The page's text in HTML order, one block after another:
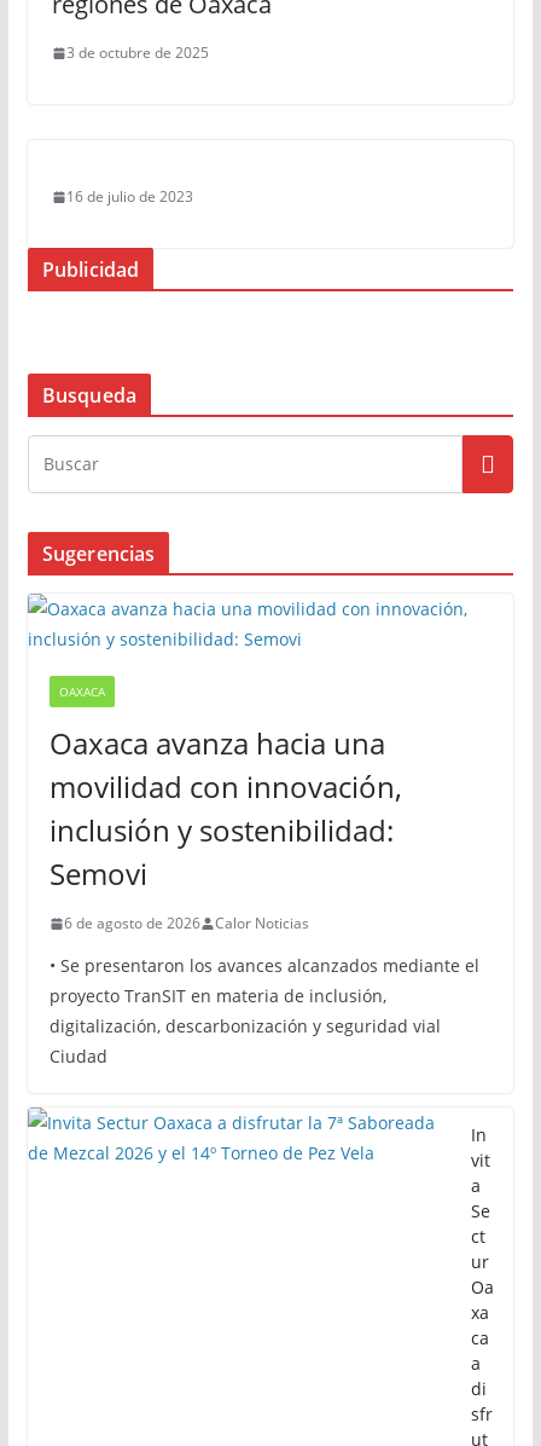
3 de octubre de 2025
16 de julio de 2023
Publicidad
Busqueda
Sugerencias
OAXACA
Oaxaca avanza hacia una
movilidad con innovación,
inclusión y sostenibilidad:
Semovi
6 de agosto de 2026 Calor Noticias
• Se presentaron los avances alcanzados mediante el
proyecto TranSIT en materia de inclusión,
digitalización, descarbonización y seguridad vial
Ciudad
In
vit
a
Se
ct
ur
Oa
xa
ca
a
di
sfr
ut